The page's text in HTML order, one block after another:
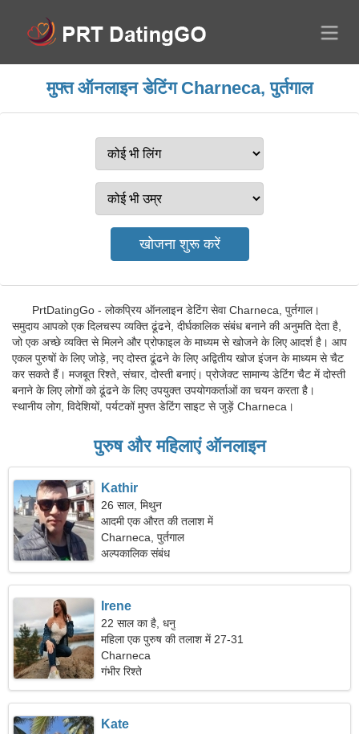
मुफ्त ऑनलाइन डेटिंग Charneca, पुर्तगाल
PrtDatingGo - लोकप्रिय ऑनलाइन डेटिंग सेवा Charneca, पुर्तगाल।
समुदाय आपको एक दिलचस्प व्यक्ति ढूंढने, दीर्घकालिक संबंध बनाने की अनुमति देता है,
जो एक अच्छे व्यक्ति से मिलने और प्रोफाइल के माध्यम से खोजने के लिए आदर्श है। आप
एकल पुरुषों के लिए जोड़े, नए दोस्त ढूंढने के लिए अद्वितीय खोज इंजन के माध्यम से चैट
कर सकते हैं। मजबूत रिश्ते, संचार, दोस्ती बनाएं। प्रोजेक्ट सामान्य डेटिंग चैट में दोस्ती
बनाने के लिए लोगों को ढूंढने के लिए उपयुक्त उपयोगकर्ताओं का चयन करता है।
स्थानीय लोग, विदेशियों, पर्यटकों मुफ्त डेटिंग साइट से जुड़ें Charneca।
पुरुष और महिलाएं ऑनलाइन
Kathir
26 साल, मिथुन
आदमी एक औरत की तलाश में
Charneca, पुर्तगाल
अल्पकालिक संबंध
Irene
22 साल का है, धनु
महिला एक पुरुष की तलाश में 27-31
Charneca
गंभीर रिश्ते
Kate